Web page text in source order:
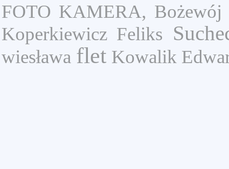
FOTO KAMERA, Bożewój
Koperkiewicz Feliks
wiesława flet Kowalik